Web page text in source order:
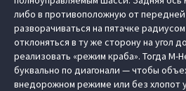
либо в противоположную от
разворачиваться на пятачке
отклоняться в ту же сторону на угол
реализовать «режим краба». Тогда M-
буквально по диагонали — чтобы
внедорожном режиме или без хлопот